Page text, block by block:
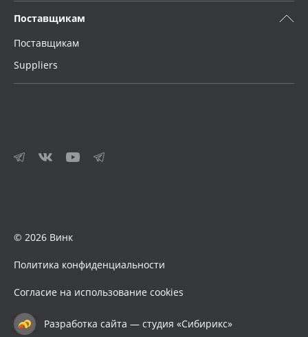
Поставщикам
Поставщикам
Suppliers
© 2026 Винк
Политика конфиденциальности
Согласие на использование cookies
Разработка сайта — студия «Сибирикс»